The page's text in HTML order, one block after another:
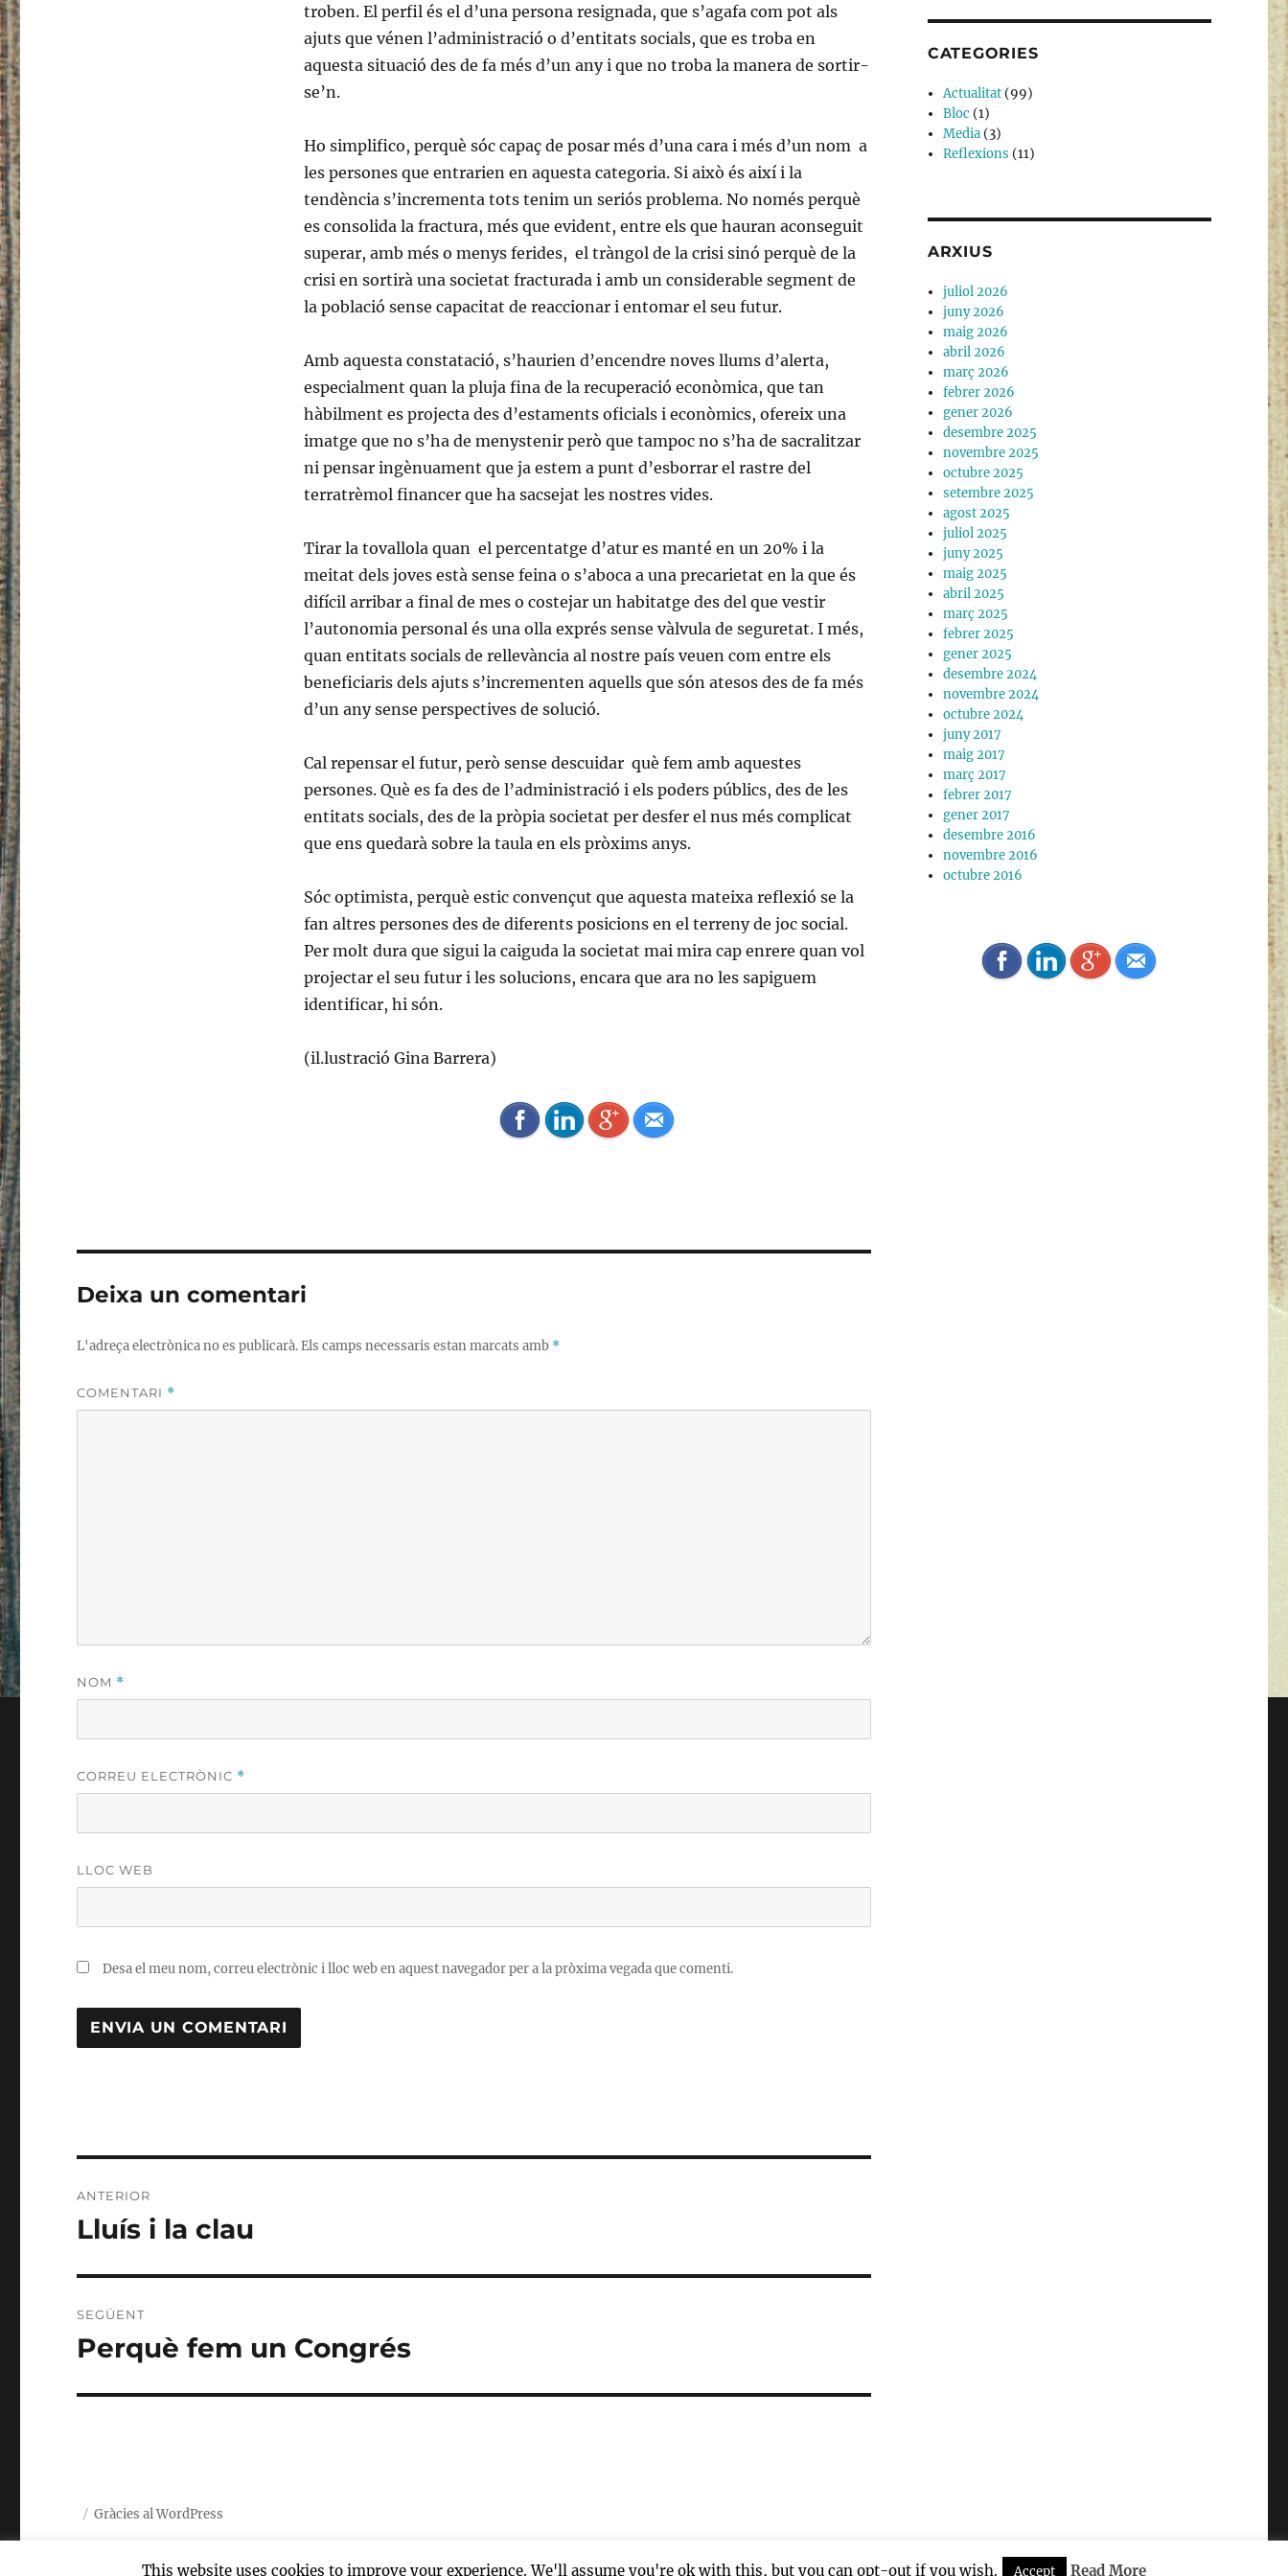
troben. El perfil és el d’una persona resignada, que s’agafa com pot als
ajuts que vénen l’administració o d’entitats socials, que es troba en
aquesta situació des de fa més d’un any i que no troba la manera de sortir-
se’n.
Ho simplifico, perquè sóc capaç de posar més d’una cara i més d’un nom a
les persones que entrarien en aquesta categoria. Si això és així i la
tendència s’incrementa tots tenim un seriós problema. No només perquè
es consolida la fractura, més que evident, entre els que hauran aconseguit
superar, amb més o menys ferides, el tràngol de la crisi sinó perquè de la
crisi en sortirà una societat fracturada i amb un considerable segment de
la població sense capacitat de reaccionar i entomar el seu futur.
Amb aquesta constatació, s’haurien d’encendre noves llums d’alerta,
especialment quan la pluja fina de la recuperació econòmica, que tan
hàbilment es projecta des d’estaments oficials i econòmics, ofereix una
imatge que no s’ha de menystenir però que tampoc no s’ha de sacralitzar
ni pensar ingènuament que ja estem a punt d’esborrar el rastre del
terratrèmol financer que ha sacsejat les nostres vides.
Tirar la tovallola quan el percentatge d’atur es manté en un 20% i la
meitat dels joves està sense feina o s’aboca a una precarietat en la que és
difícil arribar a final de mes o costejar un habitatge des del que vestir
l’autonomia personal és una olla exprés sense vàlvula de seguretat. I més,
quan entitats socials de rellevància al nostre país veuen com entre els
beneficiaris dels ajuts s’incrementen aquells que són atesos des de fa més
d’un any sense perspectives de solució.
Cal repensar el futur, però sense descuidar què fem amb aquestes
persones. Què es fa des de l’administració i els poders públics, des de les
entitats socials, des de la pròpia societat per desfer el nus més complicat
que ens quedarà sobre la taula en els pròxims anys.
Sóc optimista, perquè estic convençut que aquesta mateixa reflexió se la
fan altres persones des de diferents posicions en el terreny de joc social.
Per molt dura que sigui la caiguda la societat mai mira cap enrere quan vol
projectar el seu futur i les solucions, encara que ara no les sapiguem
identificar, hi són.
(il.lustració Gina Barrera)
Deixa un comentari
L'adreça electrònica no es publicarà.Els camps necessaris estan marcats amb *
COMENTARI *
NOM *
CORREU ELECTRÒNIC *
LLOC WEB
Desa el meu nom, correu electrònic i lloc web en aquest navegador per a la pròxima vegada que comenti.
d'entrades
ANTERIOR
Entrada
Lluís i la clau
SEGÜENT
Entrada
Perquè fem un Congrés
CATEGORIES
Actualitat (99)
Bloc (1)
Media (3)
Reflexions (11)
ARXIUS
juliol 2026
juny 2026
maig 2026
abril 2026
març 2026
febrer 2026
gener 2026
desembre 2025
novembre 2025
octubre 2025
setembre 2025
agost 2025
juliol 2025
juny 2025
maig 2025
abril 2025
març 2025
febrer 2025
gener 2025
desembre 2024
novembre 2024
octubre 2024
juny 2017
maig 2017
març 2017
febrer 2017
gener 2017
desembre 2016
novembre 2016
octubre 2016
Gràcies al WordPress
This website uses cookies to improve your experience. We'll assume you're ok with this, but you can opt-out if you wish. Accept Read More